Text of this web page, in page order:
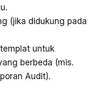
(jika didukung pada
untuk
berbeda (mis.
Audit).